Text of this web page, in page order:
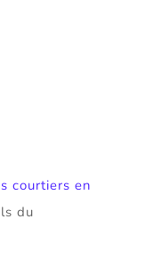
courtiers en
du